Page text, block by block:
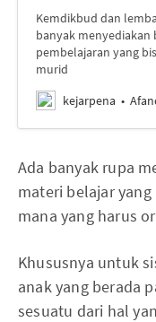
Kemdikbud dan
banyak
pembelajaran yang
murid
kejarpena
Ada banyak rupa
materi belajar
mana yang harus
Khususnya untuk
anak yang berada
sesuatu dari hal